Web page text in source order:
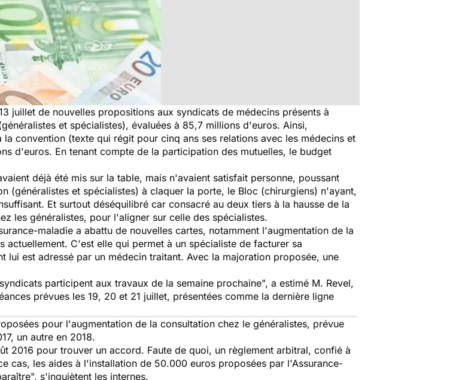
juillet de nouvelles propositions aux syndicats de médecins présents à
et spécialistes), évaluées à 85,7 millions d'euros. Ainsi,
convention (texte qui régit pour cinq ans ses relations avec les médecins et
d'euros. En tenant compte de la participation des mutuelles, le budget
déjà été mis sur la table, mais n'avaient satisfait personne, poussant
(généralistes et spécialistes) à claquer la porte, le Bloc (chirurgiens) n'ayant,
Et surtout déséquilibré car consacré au deux tiers à la hausse de la
les généralistes, pour l'aligner sur celle des spécialistes.
maladie a abattu de nouvelles cartes, notamment l'augmentation de la
C'est elle qui permet à un spécialiste de facturer sa
est adressé par un médecin traitant. Avec la majoration proposée, une
participent aux travaux de la semaine prochaine", a estimé M. Revel,
prévues les 19, 20 et 21 juillet, présentées comme la dernière ligne
pour l'augmentation de la consultation chez le généralistes, prévue
un autre en 2018.
2016 pour trouver un accord. Faute de quoi, un règlement arbitral, confié à
cas, les aides à l'installation de 50.000 euros proposées par l'Assurance-
s'inquiètent les internes.